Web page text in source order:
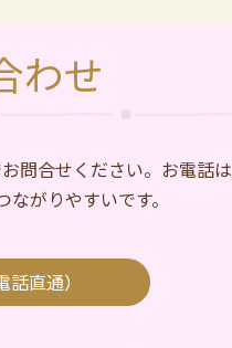
わせ
問合せください。お電話は
がりやすいです。
直通）